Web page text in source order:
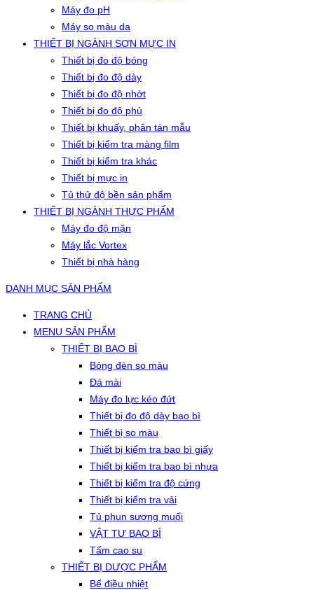
Máy đo pH
Máy so màu da
THIẾT BỊ NGÀNH SƠN MỰC IN
Thiết bị đo độ bóng
Thiết bị đo độ dày
Thiết bị đo độ nhớt
Thiết bị đo độ phủ
Thiết bị khuấy, phân tán mẫu
Thiết bị kiểm tra màng film
Thiết bị kiểm tra khác
Thiết bị mực in
Tủ thử độ bền sản phẩm
THIẾT BỊ NGÀNH THỰC PHẨM
Máy đo độ mặn
Máy lắc Vortex
Thiết bị nhà hàng
DANH MỤC SẢN PHẨM
TRANG CHỦ
MENU SẢN PHẨM
THIẾT BỊ BAO BÌ
Bóng đèn so màu
Đá mài
Máy đo lực kéo đứt
Thiết bị đo độ dày bao bì
Thiết bị so màu
Thiết bị kiểm tra bao bì giấy
Thiết bị kiểm tra bao bì nhựa
Thiết bị kiểm tra độ cứng
Thiết bị kiểm tra vải
Tủ phun sương muối
VẬT TƯ BAO BÌ
Tấm cao su
THIẾT BỊ DƯỢC PHẨM
Bể điều nhiệt